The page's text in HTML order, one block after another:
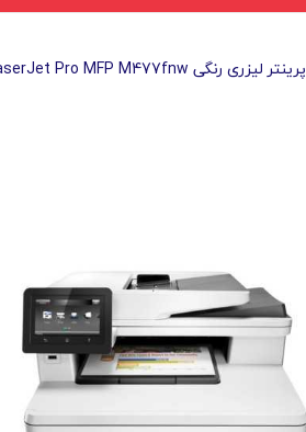
پرینتر لیزری رنگی HP Color LaserJet Pro MFP M477fnw